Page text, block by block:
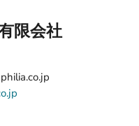
限会社